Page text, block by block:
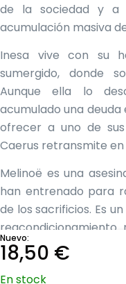
de la sociedad y a
acumulación masiva
Inesa vive con su
sumergido, donde
Aunque ella lo
acumulado una
ofrecer a uno de
Caerus retransmite
Melinoë es una
han entrenado para
de los sacrificios. Es
reacondicionamiento
Se la conoce por su
Nunca ha fracasado a
Nuevo:
18,50 €
En stock